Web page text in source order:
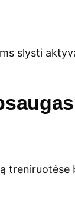
slysti
treniruotėse